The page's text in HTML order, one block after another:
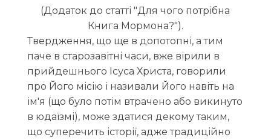
(Додаток до статті "Для чого потрібна
Книга Мормона?").
Твердження, що ще в допотопні, а тим
паче в старозавітні часи, вже вірили в
прийдешнього Ісуса Христа, говорили
про Його місію і називали Його навіть на
ім'я (що було потім втрачено або викинуто
в юдаїзмі), може здатися декому таким,
що суперечить історії, адже традиційно